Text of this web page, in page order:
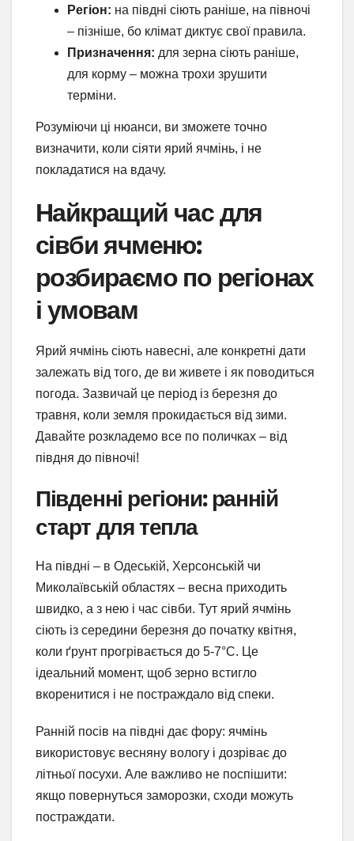
Регіон: на півдні сіють раніше, на півночі
– пізніше, бо клімат диктує свої правила.
Призначення: для зерна сіють раніше,
для корму – можна трохи зрушити
терміни.
Розуміючи ці нюанси, ви зможете точно
визначити, коли сіяти ярий ячмінь, і не
покладатися на вдачу.
Найкращий час для
сівби ячменю:
розбираємо по регіонах
і умовам
Ярий ячмінь сіють навесні, але конкретні дати
залежать від того, де ви живете і як поводиться
погода. Зазвичай це період із березня до
травня, коли земля прокидається від зими.
Давайте розкладемо все по поличках – від
півдня до півночі!
Південні регіони: ранній
старт для тепла
На півдні – в Одеській, Херсонській чи
Миколаївській областях – весна приходить
швидко, а з нею і час сівби. Тут ярий ячмінь
сіють із середини березня до початку квітня,
коли ґрунт прогрівається до 5-7°C. Це
ідеальний момент, щоб зерно встигло
вкоренитися і не постраждало від спеки.
Ранній посів на півдні дає фору: ячмінь
використовує весняну вологу і дозріває до
літньої посухи. Але важливо не поспішити:
якщо повернуться заморозки, сходи можуть
постраждати.